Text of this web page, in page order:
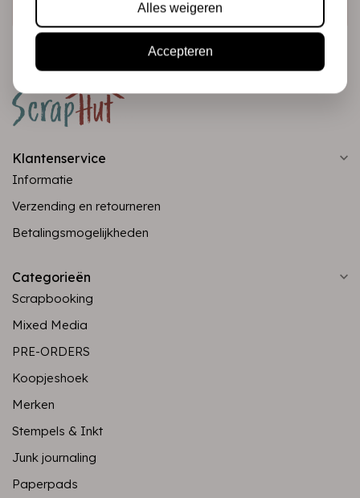
Klantenservice
Informatie
Verzending en retourneren
Betalingsmogelijkheden
Categorieën
Scrapbooking
Mixed Media
PRE-ORDERS
Koopjeshoek
Merken
Stempels & Inkt
Junk journaling
Paperpads
Alles weigeren
Accepteren